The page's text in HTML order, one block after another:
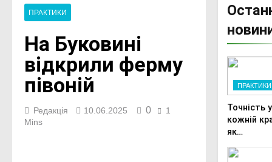
ПРАКТИКИ
На Буковині
відкрили ферму
півоній
Редакція 10.06.2025 0
1
Mins
ПРАКТИКИ
Точність у
кожній
як